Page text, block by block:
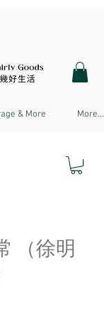
& More More...
（徐明